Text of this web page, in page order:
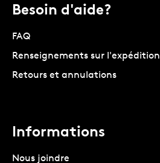
Besoin d'aide?
FAQ
Renseignements sur l'expédition
Retours et annulations
Informations
Nous joindre